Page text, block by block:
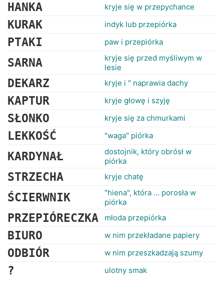
HANKA kryje się w przepychance
KURAK indyk lub przepiórka
PTAKI paw i przepiórka
SARNA
kryje się przed myśliwym w
lesie
DEKARZ kryje i " naprawia dachy
KAPTUR kryje głowę i szyję
SŁONKO kryje się za chmurkami
LEKKOŚĆ "waga" piórka
KARDYNAŁ
dostojnik, który obrósł w
piórka
STRZECHA kryje chatę
ŚCIERWNIK
"hiena", która ... porosła w
piórka
PRZEPIÓRECZKA młoda przepiórka
BIURO w nim przekładane papiery
ODBIÓR w nim przeszkadzają szumy
? ulotny smak